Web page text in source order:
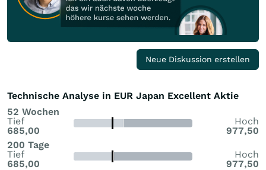
Neue Diskussion erstellen
Technische Analyse in EUR Japan Excellent Aktie
52 Wochen
Tief
685,00
Hoch
977,50
200 Tage
Tief
685,00
Hoch
977,50